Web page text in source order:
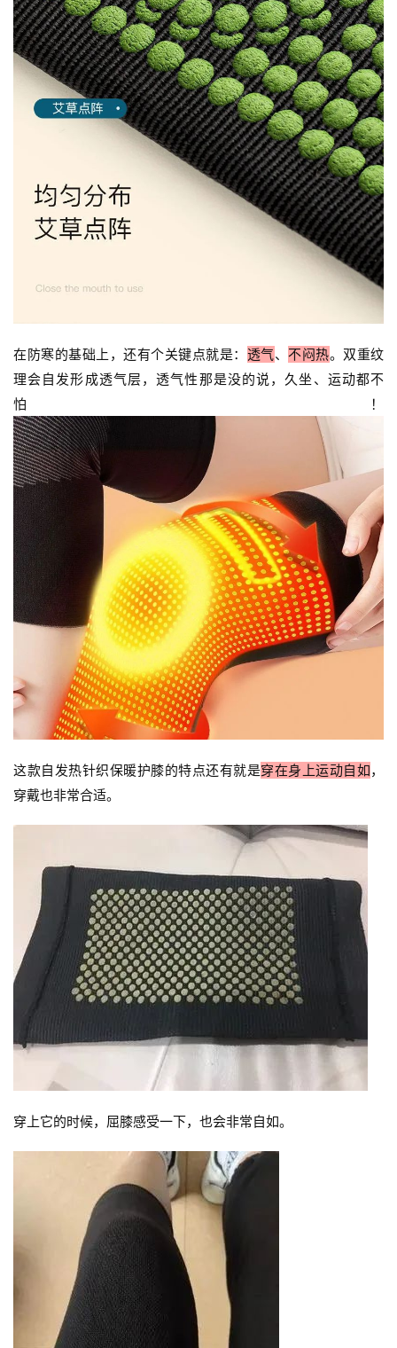
八
访
谈
心
乐
专
题
在防寒的基础上，还有个关键点就是： 透气、 不闷热。双重纹
理会自发形成透气层，透气性那是没的说，久坐、运动都不
怕！
这款自发热针织保暖护膝的特点还有就是穿在身上运动自如，
穿戴也非常合适。
穿上它的时候，屈膝感受一下，也会非常自如。